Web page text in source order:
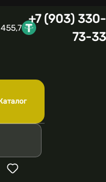
+7 (903) 330-
73-33